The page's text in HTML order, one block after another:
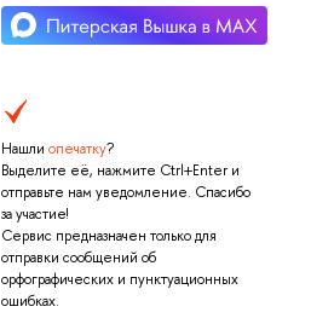
Нашли опечатку?
Выделите её, нажмите Ctrl+Enter и
отправьте нам уведомление. Спасибо
за участие!
Сервис предназначен только для
отправки сообщений об
орфографических и пунктуационных
ошибках.